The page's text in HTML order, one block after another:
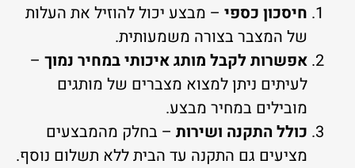
חיסכון כספי – מבצע יכול להוזיל את העלות
של המצבר בצורה משמעותית.
אפשרות לקבל מותג איכותי במחיר נמוך –
לעיתים ניתן למצוא מצברים של מותגים
מובילים במחיר מבצע.
כולל התקנה ושירות – בחלק מהמבצעים
מציעים גם התקנה עד הבית ללא תשלום נוסף.